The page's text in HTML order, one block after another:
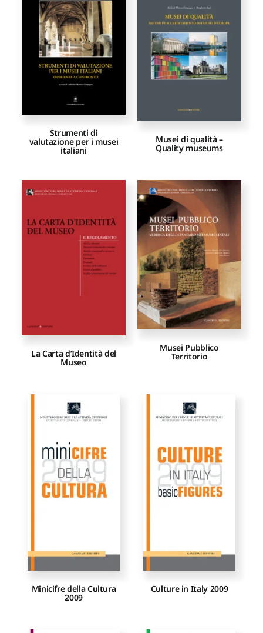
Proposte di pubblicazione
Gangemi Editore
Strumenti di
valutazione per i musei
italiani
Musei di qualità –
Quality museums
La Carta d’Identità del
Museo
Musei Pubblico
Territorio
Minicifre della Cultura
2009
Culture in Italy 2009